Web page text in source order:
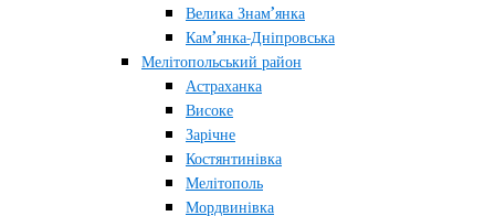
Велика Знам’янка
Кам’янка-Дніпровська
Мелітопольський район
Астраханка
Високе
Зарічне
Костянтинівка
Мелітополь
Мордвинівка